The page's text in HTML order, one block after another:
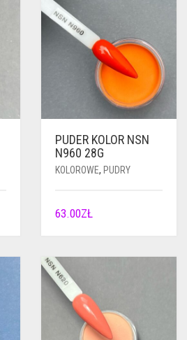
PUDER KOLOR NSN
N960 28G
KOLOROWE, PUDRY
63.00ZŁ